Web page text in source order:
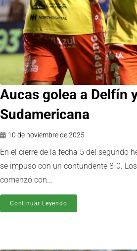
Aucas golea a Delfín
Sudamericana
10 de noviembre de 2025
En el cierre de la fecha 5 del segundo
se impuso con un contundente 8-0.
comenzó con...
Continuar Leyendo